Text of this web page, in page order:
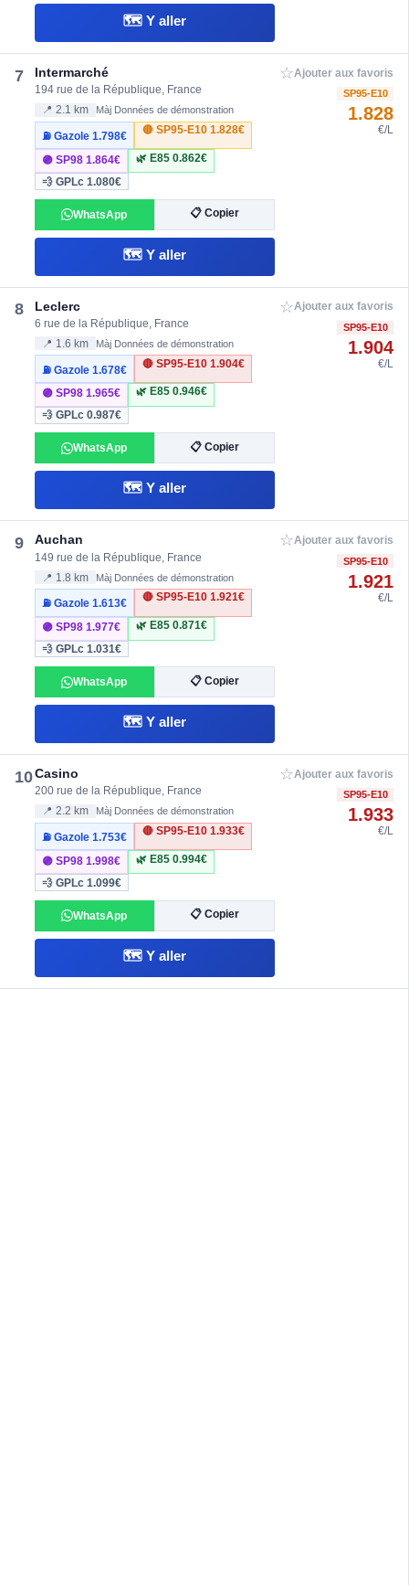
🗺️ Y aller
7 Intermarché
194 rue de la République, France
📍 2.1 km Màj Données de démonstration
⛽ Gazole1.798€
🔴 SP95-E10 1.828€
🟣 SP981.864€ 🌿 E85 0.862€
💨 GPLc1.080€
WhatsApp 📋 Copier
🗺️ Y aller
☆Ajouter aux favoris
SP95-E10
1.828
€/L
8 Leclerc
6 rue de la République, France
📍 1.6 km Màj Données de démonstration
⛽ Gazole1.678€
🔴 SP95-E10 1.904€
🟣 SP981.965€ 🌿 E85 0.946€
💨 GPLc0.987€
WhatsApp 📋 Copier
🗺️ Y aller
☆Ajouter aux favoris
SP95-E10
1.904
€/L
9 Auchan
149 rue de la République, France
📍 1.8 km Màj Données de démonstration
⛽ Gazole1.613€
🔴 SP95-E10 1.921€
🟣 SP981.977€ 🌿 E85 0.871€
💨 GPLc1.031€
WhatsApp 📋 Copier
🗺️ Y aller
☆Ajouter aux favoris
SP95-E10
1.921
€/L
10Casino
200 rue de la République, France
📍 2.2 km Màj Données de démonstration
⛽ Gazole1.753€
🔴 SP95-E10 1.933€
🟣 SP981.998€ 🌿 E85 0.994€
💨 GPLc1.099€
WhatsApp 📋 Copier
🗺️ Y aller
☆Ajouter aux favoris
SP95-E10
1.933
€/L